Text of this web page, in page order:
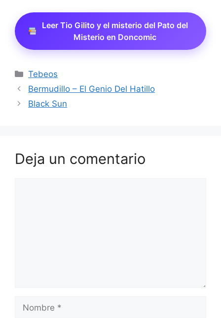
Leer Tio Gilito y el misterio del Pato del
Misterio en Doncomic
Categorías
Tebeos
Bermudillo – El Genio Del Hatillo
Black Sun
Deja un comentario
Nombre